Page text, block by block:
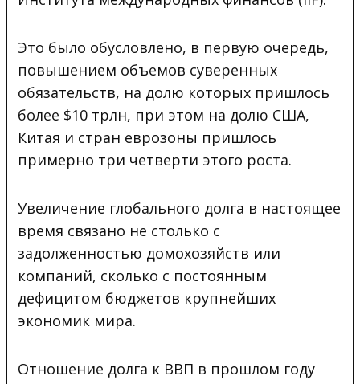
Это было обусловлено, в первую очередь,
повышением объемов суверенных
обязательств, на долю которых пришлось
более $10 трлн, при этом на долю США,
Китая и стран еврозоны пришлось
примерно три четверти этого роста.
Увеличение глобального долга в настоящее
время связано не столько с
задолженностью домохозяйств или
компаний, сколько с постоянным
дефицитом бюджетов крупнейших
экономик мира.
Отношение долга к ВВП в прошлом году